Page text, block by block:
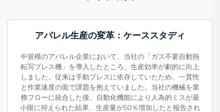
アパレル生産の変革：ケーススタディ
中規模のアパレル企業において、当社の「ガス不要自動熱
転写プレス機」を導入したところ、生産効率が劇的に向上
しました。従来は手動プレスに依存していたため、一貫性
と作業速度の面で課題を抱えていました。当社の機械を業
務フローに統合した後、自動化機能により人為的ミスが最
小限に抑えられた結果、生産量が50％増加したと報告され